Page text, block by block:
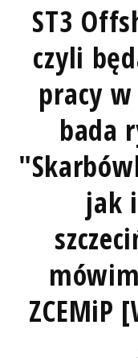
ST3
czyli
pracy w
bada
jak
ZCEMiP